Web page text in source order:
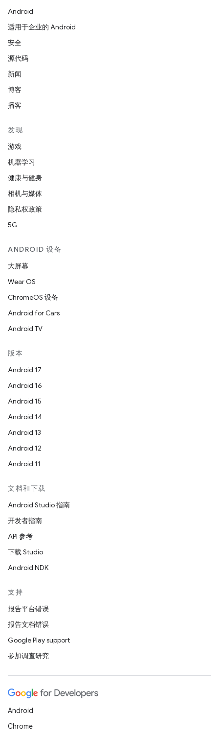
Android
适用于企业的 Android
安全
源代码
新闻
博客
播客
发现
游戏
机器学习
健康与健身
相机与媒体
隐私权政策
5G
ANDROID 设备
大屏幕
Wear OS
ChromeOS 设备
Android for Cars
Android TV
版本
Android 17
Android 16
Android 15
Android 14
Android 13
Android 12
Android 11
文档和下载
Android Studio 指南
开发者指南
API 参考
下载 Studio
Android NDK
支持
报告平台错误
报告文档错误
Google Play support
参加调查研究
Android
Chrome